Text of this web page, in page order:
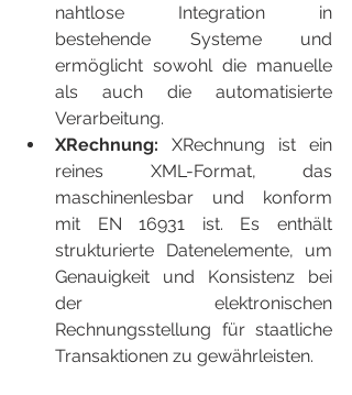
nahtlose Integration in
bestehende Systeme und
ermöglicht sowohl die manuelle
als auch die automatisierte
Verarbeitung.
XRechnung: XRechnung ist ein
reines XML-Format, das
maschinenlesbar und konform
mit EN 16931 ist. Es enthält
strukturierte Datenelemente, um
Genauigkeit und Konsistenz bei
der elektronischen
Rechnungsstellung für staatliche
Transaktionen zu gewährleisten.